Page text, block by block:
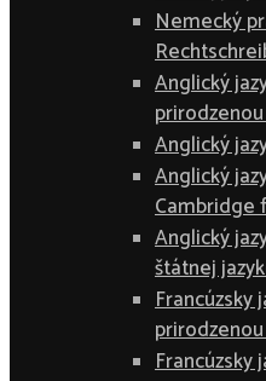
Nemecký
Anglický
Anglický
Anglický
Cambridge
Anglický
štátnej
Francúzsky
Francúzsky